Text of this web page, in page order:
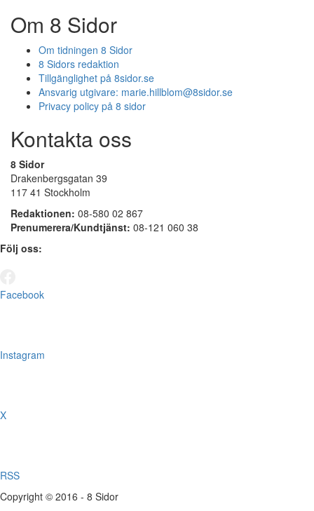
Om 8 Sidor
Om tidningen 8 Sidor
8 Sidors redaktion
Tillgänglighet på 8sidor.se
Ansvarig utgivare: marie.hillblom@8sidor.se
Privacy policy på 8 sidor
Kontakta oss
8 Sidor
Drakenbergsgatan 39
117 41 Stockholm
Redaktionen: 08-580 02 867
Prenumerera/Kundtjänst: 08-121 060 38
Följ oss:
Facebook
Instagram
X
RSS
Copyright © 2016 - 8 Sidor